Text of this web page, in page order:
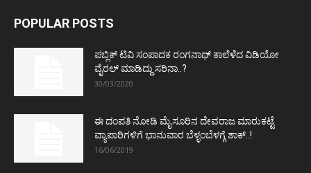
POPULAR POSTS
ಪಬ್ಲಿಕ್ ಟಿವಿ ಸಂಪಾದಕ ರಂಗನಾಥ್ ಕಾಲೆಳೆದ ವಿಡಿಯೋ
ವೈರಲ್ ಮಾಡಿದ್ದು ಸರಿನಾ..?
30/03/2020
ಈ ದಂಪತಿ ನೋಡಿ ಮೈಸೂರಿನ ದೇವರಾಜ ಮಾರುಕಟ್ಟೆ
ವ್ಯಾಪಾರಿಗಳಿಗೆ ಭಾನುವಾರ ಬೆಳ್ಳಂಬೆಳಗ್ಗೆ ಶಾಕ್..!
16/06/2019